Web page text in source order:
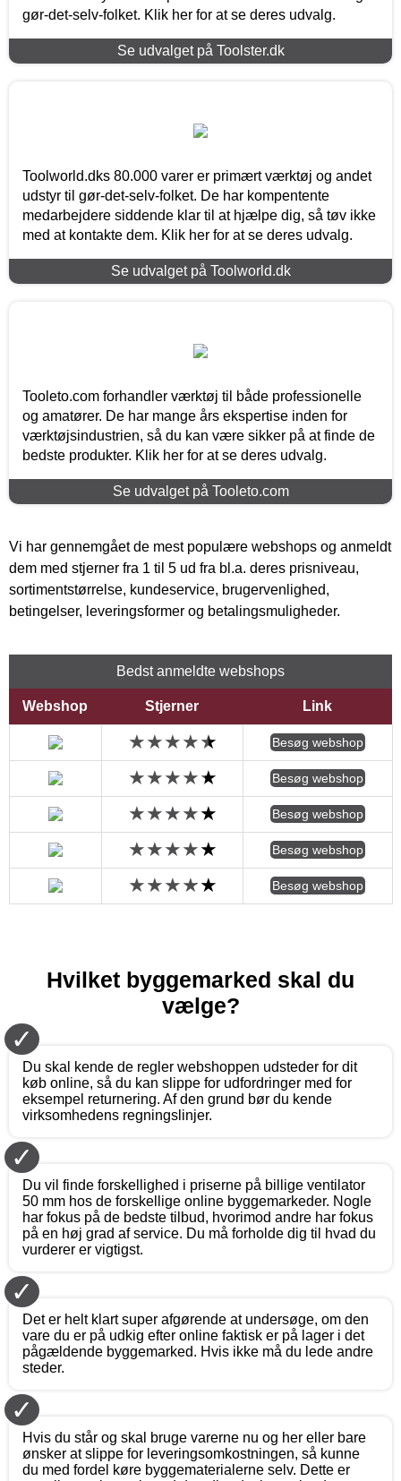
gør-det-selv-folket. Klik her for at se deres udvalg.
Se udvalget på Toolster.dk
Toolworld.dks 80.000 varer er primært værktøj og andet
udstyr til gør-det-selv-folket. De har kompentente
medarbejdere siddende klar til at hjælpe dig, så tøv ikke
med at kontakte dem. Klik her for at se deres udvalg.
Se udvalget på Toolworld.dk
Tooleto.com forhandler værktøj til både professionelle
og amatører. De har mange års ekspertise inden for
værktøjsindustrien, så du kan være sikker på at finde de
bedste produkter. Klik her for at se deres udvalg.
Se udvalget på Tooleto.com
Vi har gennemgået de mest populære webshops og anmeldt
dem med stjerner fra 1 til 5 ud fra bl.a. deres prisniveau,
sortimentstørrelse, kundeservice, brugervenlighed,
betingelser, leveringsformer og betalingsmuligheder.
Bedst anmeldte webshops
Webshop Stjerner Link
Besøg webshop
Besøg webshop
Besøg webshop
Besøg webshop
Besøg webshop
Hvilket byggemarked skal du
vælge?
✓
Du skal kende de regler webshoppen udsteder for dit
køb online, så du kan slippe for udfordringer med for
eksempel returnering. Af den grund bør du kende
virksomhedens regningslinjer.
✓
Du vil finde forskellighed i priserne på billige ventilator
50 mm hos de forskellige online byggemarkeder. Nogle
har fokus på de bedste tilbud, hvorimod andre har fokus
på en høj grad af service. Du må forholde dig til hvad du
vurderer er vigtigst.
✓
Det er helt klart super afgørende at undersøge, om den
vare du er på udkig efter online faktisk er på lager i det
pågældende byggemarked. Hvis ikke må du lede andre
steder.
✓
Hvis du står og skal bruge varerne nu og her eller bare
ønsker at slippe for leveringsomkostningen, så kunne
du med fordel køre byggematerialerne selv. Dette er